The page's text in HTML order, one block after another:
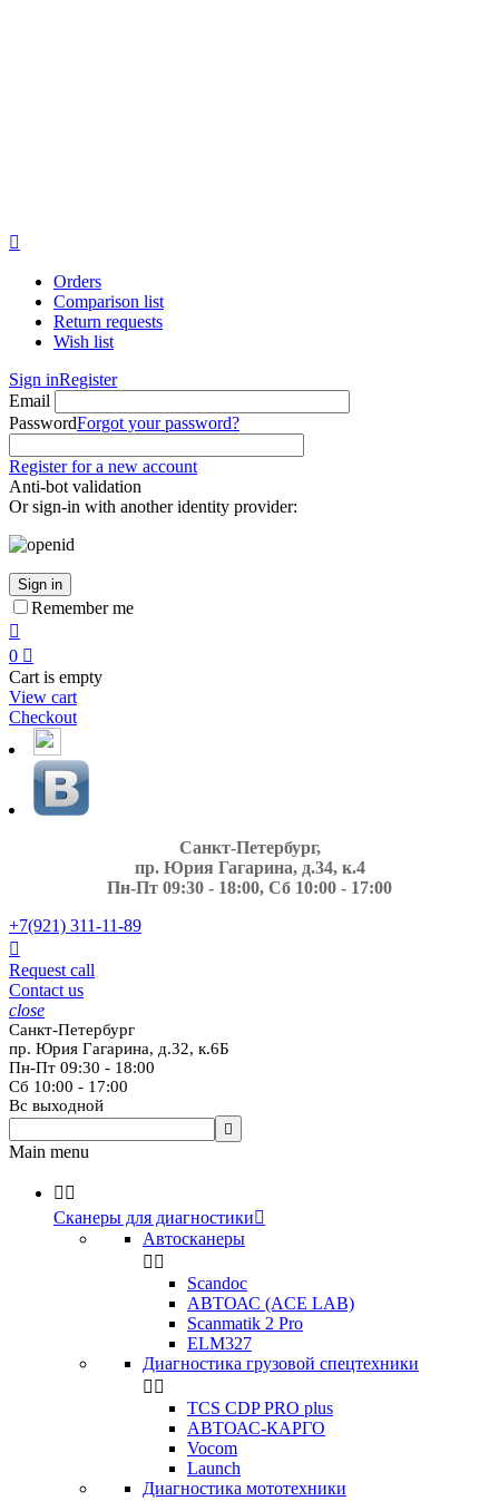

Orders
Comparison list
Return requests
Wish list
Sign inRegister
Email
PasswordForgot your password?
Register for a new account
Anti-bot validation
Or sign-in with another identity provider:
Sign in
Remember me

0 
Cart is empty
View cart
Checkout
Санкт-Петербург,
пр. Юрия Гагарина, д.34, к.4
Пн-Пт 09:30 - 18:00, Сб 10:00 - 17:00
+7(921) 311-11-89

Request call
Contact us
close
Санкт-Петербург
пр. Юрия Гагарина, д.32, к.6Б
Пн-Пт 09:30 - 18:00
Сб 10:00 - 17:00
Вс выходной

Main menu
 
Сканеры для диагностики
Автосканеры
 
Scandoc
АВТОАС (ACE LAB)
Scanmatik 2 Pro
ELM327
Диагностика грузовой спецтехники
 
TCS CDP PRO plus
АВТОАС-КАРГО
Vocom
Launch
Диагностика мототехники